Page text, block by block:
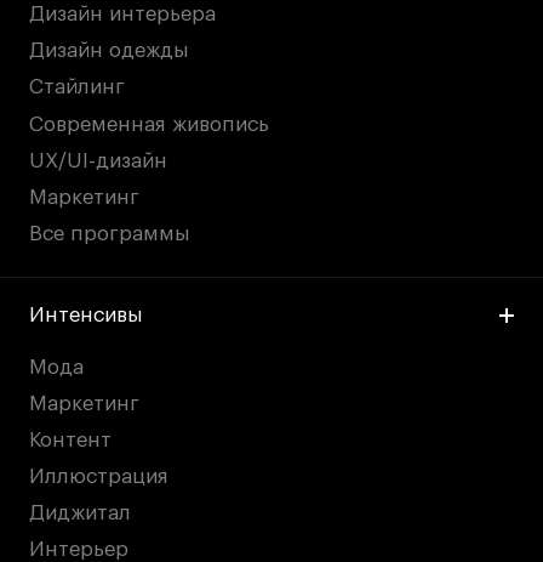
Дизайн интерьера
Дизайн одежды
Стайлинг
Современная живопись
UX/UI-дизайн
Маркетинг
Все программы
Интенсивы
Мода
Маркетинг
Контент
Иллюстрация
Диджитал
Интерьер